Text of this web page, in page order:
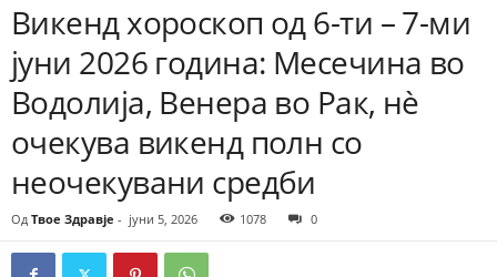
Викенд хороскоп од 6-ти – 7-ми
јуни 2026 година: Месечина во
Водолија, Венера во Рак, нè
очекува викенд полн со
неочекувани средби
Од Твое Здравје - јуни 5, 2026 1078 0